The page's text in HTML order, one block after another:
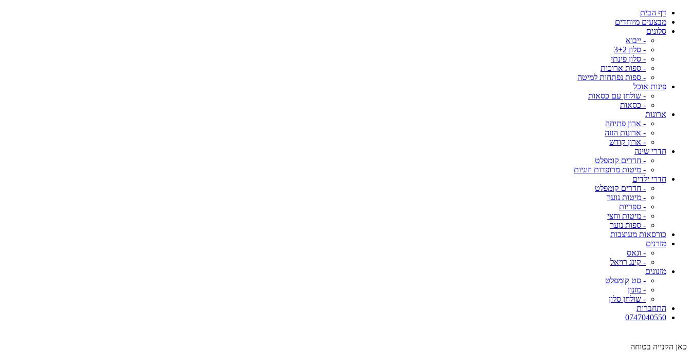
דף הבית
מבצעים מיוחדים
סלונים
- ייבוא
- סלון 3+2
- סלון פינתי
- ספות ארוכות
- ספות נפתחות למיטה
פינות אוכל
- שולחן עם כסאות
- כסאות
ארונות
- ארון פתיחה
- ארונות הזזה
- ארון קודש
חדרי שינה
- חדרים קומפלט
- מיטות מרופדות וזוגיות
חדרי ילדים
- חדרים קומפלט
- מיטות נוער
- ספריות
- מיטות וחצי
- ספות נוער
כורסאות מעוצבות
מזרנים
- וגאס
- קינג רויאל
מזנונים
- סט קומפלט
- מזנון
- שולחן סלון
התחברות
0747040550
כאן הקנייה בטוחה